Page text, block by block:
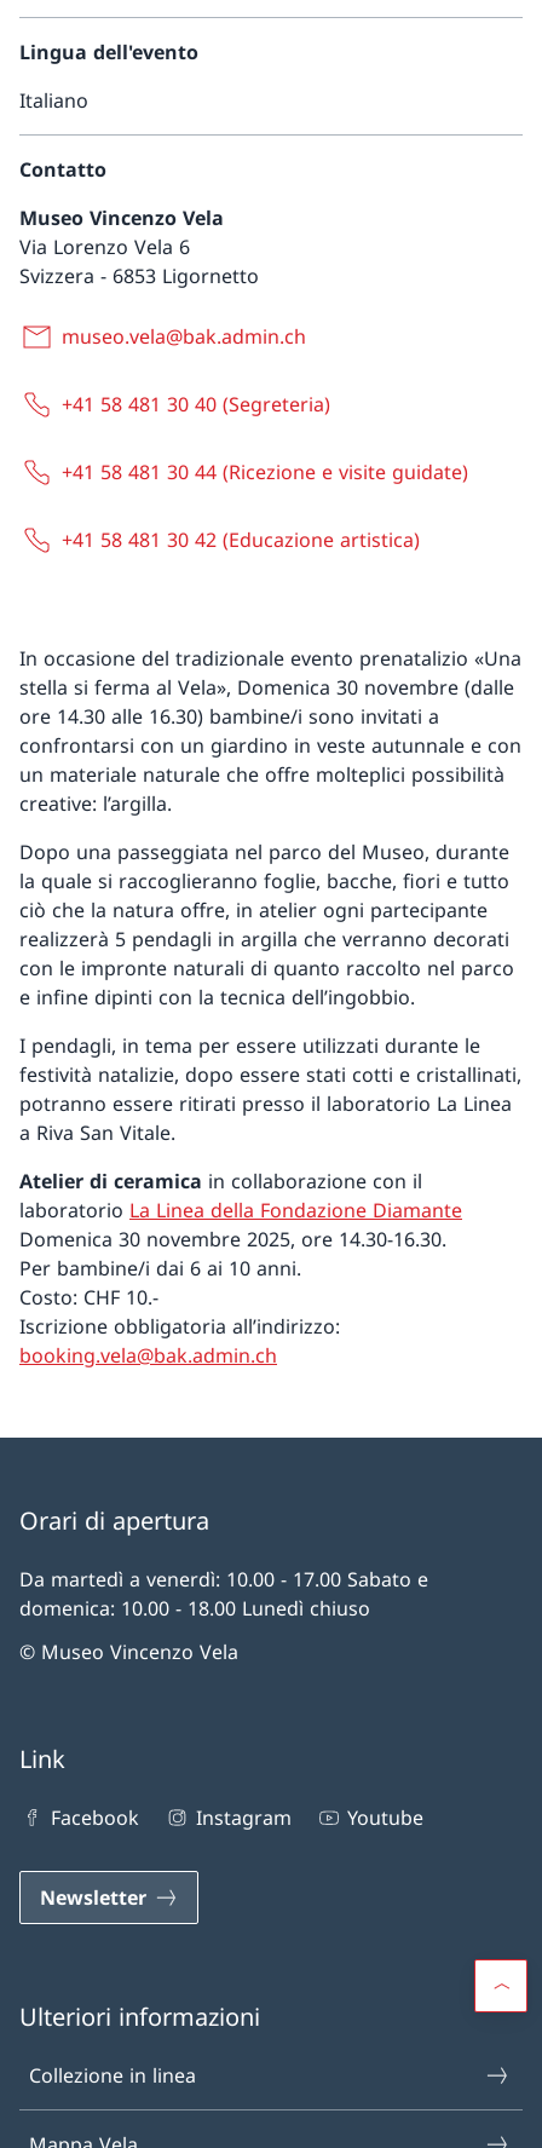
Lingua dell'evento
Italiano
Contatto
Museo Vincenzo Vela
Via Lorenzo Vela 6
Svizzera - 6853 Ligornetto
museo.vela@bak.admin.ch
+41 58 481 30 40 (Segreteria)
+41 58 481 30 44 (Ricezione e visite guidate)
+41 58 481 30 42 (Educazione artistica)
In occasione del tradizionale evento prenatalizio «Una
stella si ferma al Vela», Domenica 30 novembre (dalle
ore 14.30 alle 16.30) bambine/i sono invitati a
confrontarsi con un giardino in veste autunnale e con
un materiale naturale che offre molteplici possibilità
creative: l’argilla.
Dopo una passeggiata nel parco del Museo, durante
la quale si raccoglieranno foglie, bacche, fiori e tutto
ciò che la natura offre, in atelier ogni partecipante
realizzerà 5 pendagli in argilla che verranno decorati
con le impronte naturali di quanto raccolto nel parco
e infine dipinti con la tecnica dell’ingobbio.
I pendagli, in tema per essere utilizzati durante le
festività natalizie, dopo essere stati cotti e cristallinati,
potranno essere ritirati presso il laboratorio La Linea
a Riva San Vitale.
Atelier di ceramica in collaborazione con il
laboratorio La Linea della Fondazione Diamante
Domenica 30 novembre 2025, ore 14.30-16.30.
Per bambine/i dai 6 ai 10 anni.
Costo: CHF 10.-
Iscrizione obbligatoria all’indirizzo:
booking.vela@bak.admin.ch
Orari di apertura
Da martedì a venerdì: 10.00 - 17.00 Sabato e
domenica: 10.00 - 18.00 Lunedì chiuso
© Museo Vincenzo Vela
Link
Facebook Instagram Youtube
Newsletter
Ulteriori informazioni
Collezione in linea